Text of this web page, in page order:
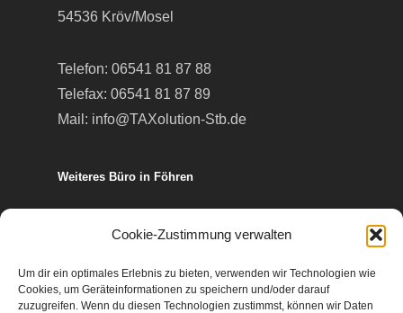
Cookie-Zustimmung verwalten
Um dir ein optimales Erlebnis zu bieten, verwenden wir Technologien wie
Cookies, um Geräteinformationen zu speichern und/oder darauf
zuzugreifen. Wenn du diesen Technologien zustimmst, können wir Daten
54536 Kröv/Mosel
Telefon: 06541 81 87 88
Telefax: 06541 81 87 89
Mail: info@TAXolution-Stb.de
Weiteres Büro in Föhren
Telefon: 06502 99 95 80